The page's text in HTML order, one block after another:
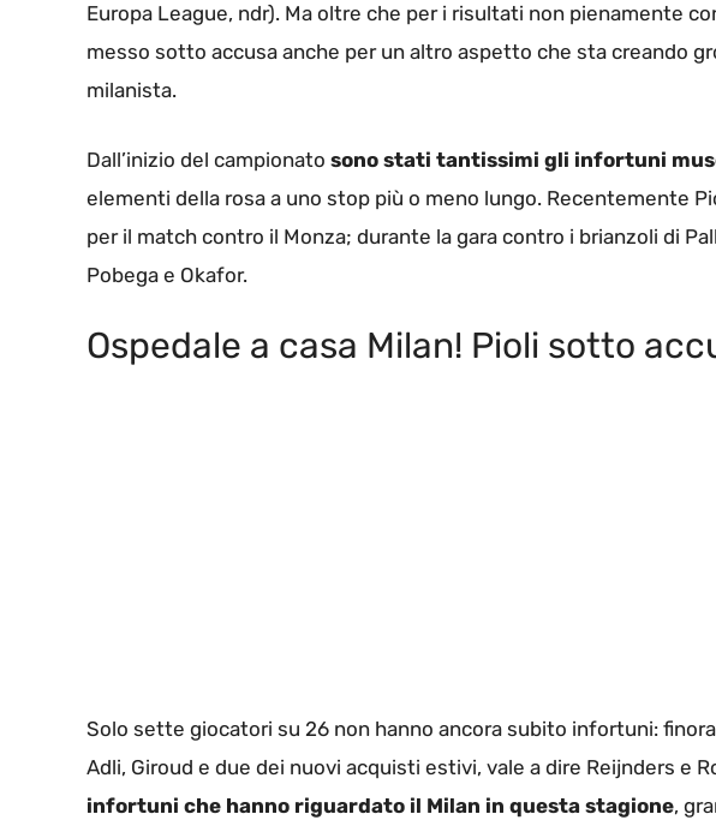
Europa League, ndr). Ma oltre che per i risultati non pienamente
messo sotto accusa anche per un altro aspetto che sta creando
milanista.
Dall’inizio del campionato sono stati tantissimi gli infortuni
elementi della rosa a uno stop più o meno lungo. Recentemente
per il match contro il Monza; durante la gara contro i brianzoli di
Pobega e Okafor.
Ospedale a casa Milan! Pioli sotto
Solo sette giocatori su 26 non hanno ancora subito infortuni: finora
Adli, Giroud e due dei nuovi acquisti estivi, vale a dire Reijnders e
infortuni che hanno riguardato il Milan in questa stagione,